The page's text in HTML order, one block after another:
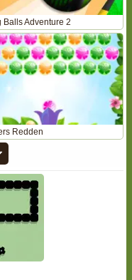
Balls Adventure 2
Redden